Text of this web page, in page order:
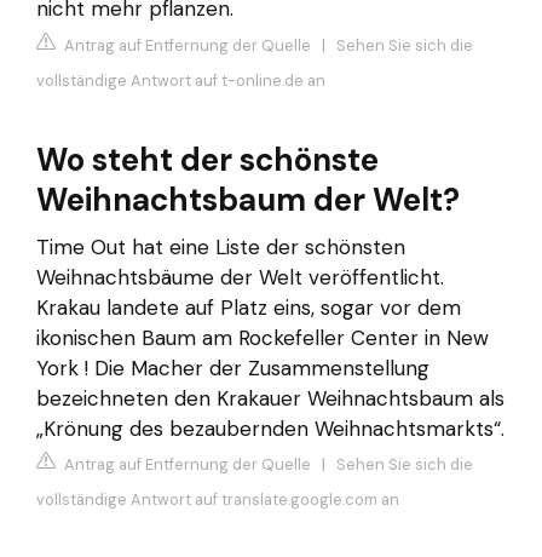
nicht mehr pflanzen.
Antrag auf Entfernung der Quelle | Sehen Sie sich die
vollständige Antwort auf t-online.de an
Wo steht der schönste
Weihnachtsbaum der Welt?
Time Out hat eine Liste der schönsten
Weihnachtsbäume der Welt veröffentlicht.
Krakau landete auf Platz eins, sogar vor dem
ikonischen Baum am Rockefeller Center in New
York ! Die Macher der Zusammenstellung
bezeichneten den Krakauer Weihnachtsbaum als
„Krönung des bezaubernden Weihnachtsmarkts“.
Antrag auf Entfernung der Quelle | Sehen Sie sich die
vollständige Antwort auf translate.google.com an